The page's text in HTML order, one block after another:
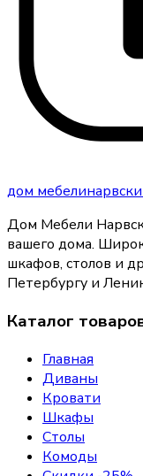
дом мебели
Дом Мебели
вашего дома.
шкафов, столов и
Петербургу и
Каталог
Главная
Диваны
Кровати
Шкафы
Столы
Комоды